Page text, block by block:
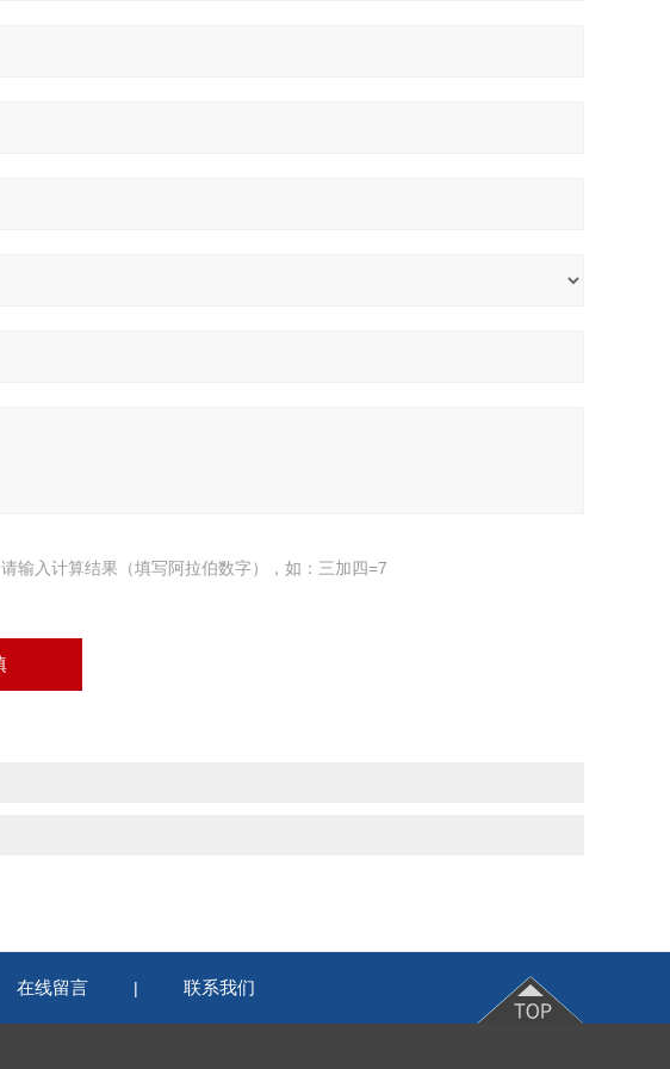
请输入计算结果（填写阿拉伯数字），如：三加四=7
在线留言 | 联系我们